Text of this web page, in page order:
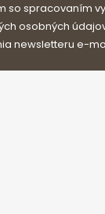
so spracovaním
osobných
newsletteru e-